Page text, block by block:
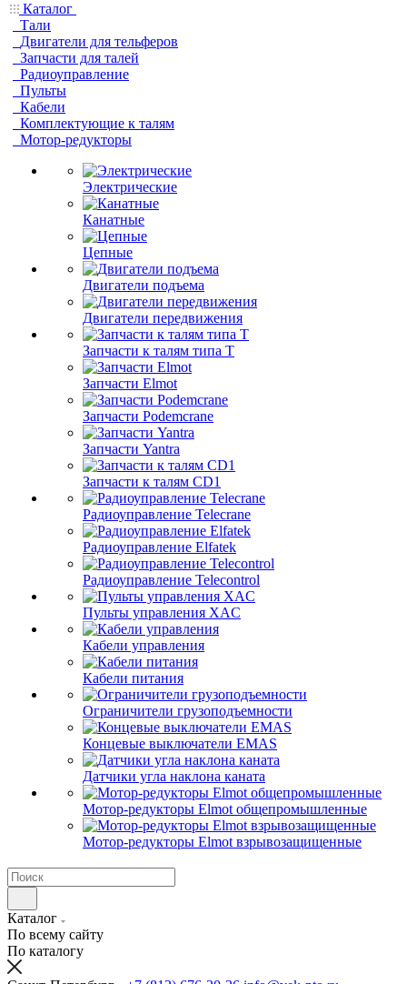
Каталог
Тали
Двигатели для тельферов
Запчасти для талей
Радиоуправление
Пульты
Кабели
Комплектующие к талям
Мотор-редукторы
Электрические
Канатные
Цепные
Двигатели подъема
Двигатели передвижения
Запчасти к талям типа Т
Запчасти Elmot
Запчасти Podemcrane
Запчасти Yantra
Запчасти к талям CD1
Радиоуправление Telecrane
Радиоуправление Elfatek
Радиоуправление Telecontrol
Пульты управления XAC
Кабели управления
Кабели питания
Ограничители грузоподъемности
Концевые выключатели EMAS
Датчики угла наклона каната
Мотор-редукторы Elmot общепромышленные
Мотор-редукторы Elmot взрывозащищенные
Каталог
По всему сайту
По каталогу